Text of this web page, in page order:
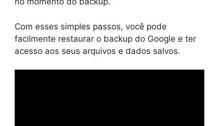
Com esses simples passos, você pode
facilmente restaurar o backup do Google e ter
acesso aos seus arquivos e dados salvos.